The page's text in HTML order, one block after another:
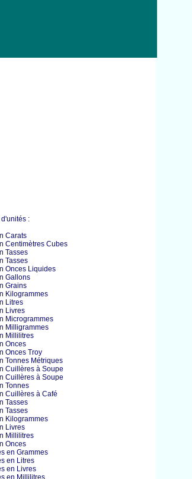
:
Carats
Centimètres Cubes
Tasses
Tasses
Onces Liquides
Gallons
Grains
Kilogrammes
Litres
Livres
Microgrammes
Milligrammes
Millilitres
Onces
Onces Troy
Tonnes Métriques
Cuillères à Soupe
Cuillères à Soupe
Tonnes
Cuillères à Café
Tasses
Tasses
Kilogrammes
Livres
Millilitres
Onces
en Grammes
en Litres
en Livres
en Millilitres